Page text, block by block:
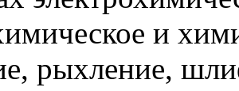
и
рыхление,